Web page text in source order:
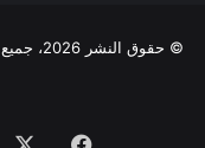
© حقوق النشر 2026، جميع الحقوق محفوظة |